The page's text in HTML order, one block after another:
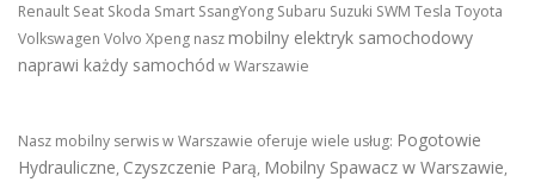
Renault Seat Skoda Smart SsangYong Subaru Suzuki SWM Tesla Toyota
Volkswagen Volvo Xpeng naszmobilny elektryk samochodowy
naprawi każdy samochód w Warszawie
Nasz mobilny serwis w Warszawie oferuje wiele usług: Pogotowie
Hydrauliczne, Czyszczenie Parą, Mobilny Spawacz w Warszawie,